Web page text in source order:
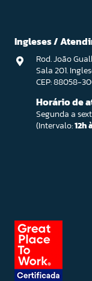
Ingleses /
Rod. João
Sala 201.
CEP: 88058-
Horário de
Segunda a
(Intervalo:12h